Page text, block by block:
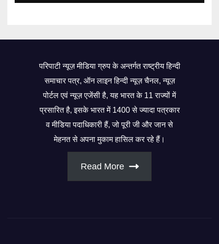
परिपाटी न्यूज़ मीडिया ग्रुप के अन्तर्गत राष्ट्रीय हिन्दी
समाचार पत्र, ऑन लाइन हिन्दी न्यूज़ चैनल, न्यूज़
पोर्टल एवं न्यूज़ एजेंसी है, यह भारत के 11 राज्यों में
प्रसारित है, इसके भारत में 1400 से ज्यादा पत्रकार
व मीडिया पदाधिकारी हैं, जो पूरी जी और जान से
मेहनत से अपना मुकाम हासिल कर रहे हैं।
Read More